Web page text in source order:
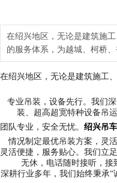
在绍兴地区，无论是建筑施
的服务体系，为越城、柯桥
在绍兴地区，无论是建筑施工
专业吊装，设备先行。我们
装、超高超宽特种设备吊
团队专业，安全无忧。 绍兴吊
情况制定最优吊装方案，灵
灵活便捷，服务贴心。我们立
无休，电话随时接听，接
深耕行业多年，我们始终秉承